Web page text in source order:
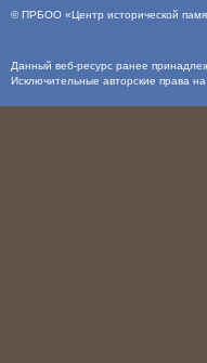
©ПРБОО «Центр исторической
Данный веб-ресурс ранее
Исключительные авторские права